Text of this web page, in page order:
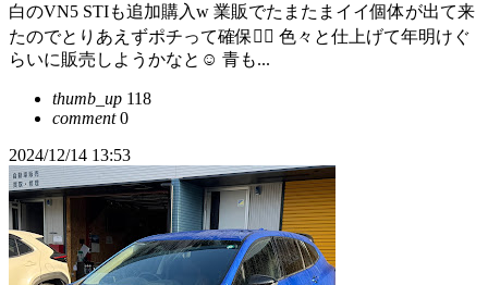
白のVN5 STIも追加購入w 業販でたまたまイイ個体が出て来
たのでとりあえずポチって確保🙋‍♂️ 色々と仕上げて年明けぐ
らいに販売しようかなと☺️ 青も...
thumb_up 118
comment0
2024/12/14 13:53